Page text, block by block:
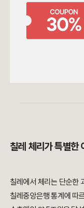
칠레 체리가 특별한
칠레에서 체리는 단순한
칠레중앙은행 통계에 따